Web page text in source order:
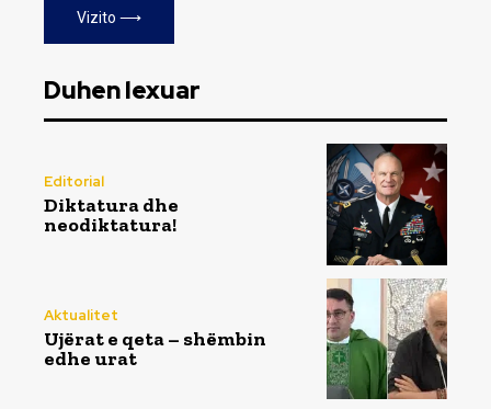
Vizito ⟶
Duhen lexuar
Editorial
Diktatura dhe
neodiktatura!
Aktualitet
Ujërat e qeta – shëmbin
edhe urat